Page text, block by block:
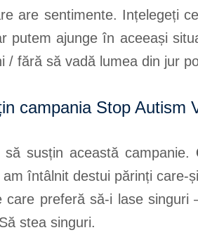
are sentimente. Ințelegeți
putem ajunge în aceeași
/ fără să vadă lumea din jur
campania Stop Autism
să susțin această campanie.
întâlnit destui părinți care-
care preferă să-i lase
stea singuri.